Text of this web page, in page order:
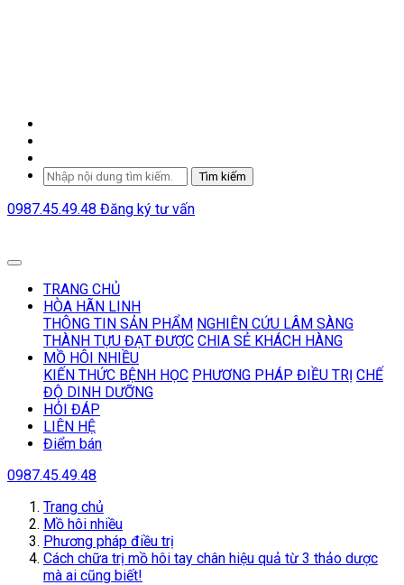
Tìm kiếm
0987.45.49.48 Đăng ký tư vấn
TRANG CHỦ
HÒA HÃN LINH
THÔNG TIN SẢN PHẨM NGHIÊN CỨU LÂM SÀNG
THÀNH TỰU ĐẠT ĐƯỢC CHIA SẺ KHÁCH HÀNG
MỒ HÔI NHIỀU
KIẾN THỨC BỆNH HỌC PHƯƠNG PHÁP ĐIỀU TRỊ CHẾ
ĐỘ DINH DƯỠNG
HỎI ĐÁP
LIÊN HỆ
Điểm bán
0987.45.49.48
Trang chủ
Mồ hôi nhiều
Phương pháp điều trị
Cách chữa trị mồ hôi tay chân hiệu quả từ 3 thảo dược
mà ai cũng biết!